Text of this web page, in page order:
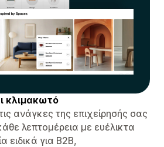
κλιμακωτό
ανάγκες της επιχείρησής σας
λεπτομέρεια με ευέλικτα
ειδικά για B2B,